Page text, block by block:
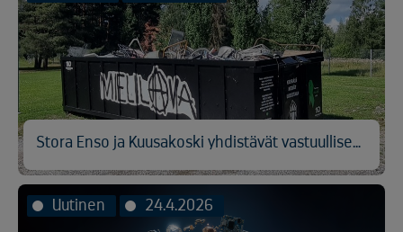
Stora Enso ja Kuusakoski yhdistävät vastuullisen metallinkierrätyksen ja hyväntekeväisyyden
Uutinen 24.4.2026